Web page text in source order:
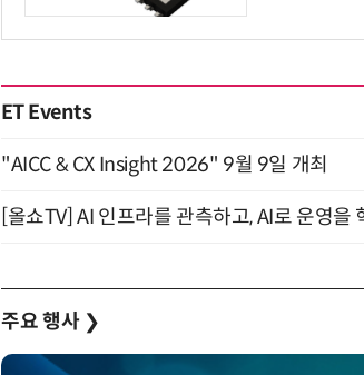
ET Events
"AICC & CX Insight 2026" 9월 9일 개최
[올쇼TV] AI 인프라를 관측하고, AI로 운영
주요 행사 ❯